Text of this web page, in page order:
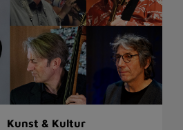
Kunst & Kultur